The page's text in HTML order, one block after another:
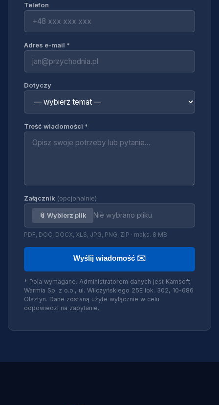
Telefon
Adres e-mail *
Dotyczy
Treść wiadomości *
Załącznik (opcjonalnie)
📎 Wybierz plik Nie wybrano pliku
PDF, DOC, DOCX, XLS, JPG, PNG, ZIP · maks. 8 MB
Wyślij wiadomość ✉️
* Pola wymagane. Administratorem danych jest Kamsoft
Warmia Sp. z o.o., ul. Wilczyńskiego 25E lok. 302, 10-686
Olsztyn. Dane zostaną użyte wyłącznie w celu
odpowiedzi na zapytanie.